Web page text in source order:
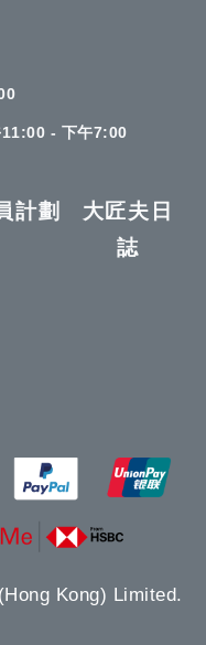
11:00 - 下午7:00
計劃
大匠夫日
誌
Kong) Limited.